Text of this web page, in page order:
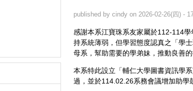
published by cindyon 2026-02-26(四) -
感謝本系江寶珠系友家屬於112-114
持系統薄弱，但學習態度認真之「學
母系，幫助需要的學弟妹，推動良善的
本系特此設立「輔仁大學圖書資訊學
過，並於114.02.26系務會議增加助學